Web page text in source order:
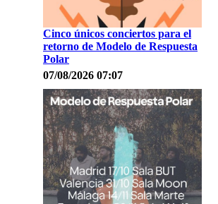
Cinco únicos conciertos para el
retorno de Modelo de Respuesta
Polar
07/08/2026 07:07